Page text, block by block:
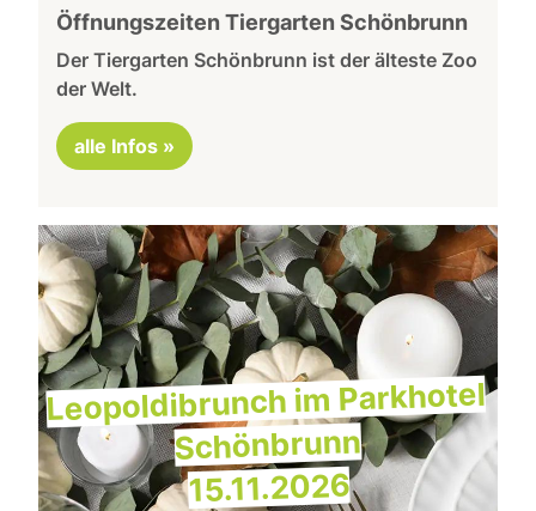
Öffnungszeiten Tiergarten Schönbrunn
Der Tiergarten Schönbrunn ist der älteste Zoo
der Welt.
alle Infos »
Leopoldibrunch im Parkhotel
Schönbrunn
15.11.2026